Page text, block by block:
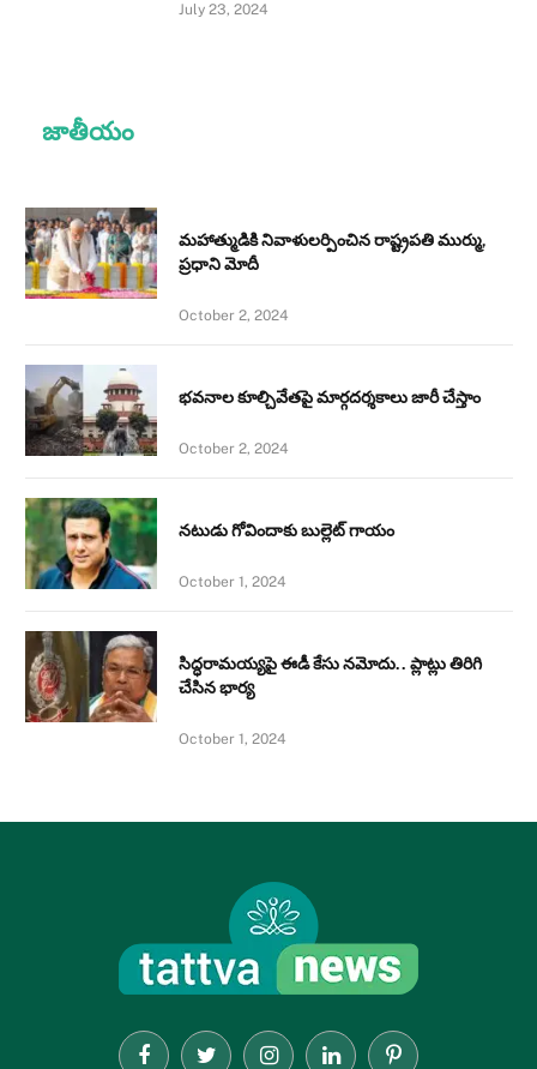
July 23, 2024
జాతీయం
మహాత్ముడికి నివాళులర్పించిన రాష్ట్రపతి ముర్ము,
ప్రధాని మోదీ
October 2, 2024
భవనాల కూల్చివేతపై మార్గదర్శకాలు జారీ చేస్తాం
October 2, 2024
నటుడు గోవిందాకు బుల్లెట్ గాయం
October 1, 2024
సిద్ధరామయ్యపై ఈడీ కేసు నమోదు.. ప్లాట్లు తిరిగి
చేసిన భార్య
October 1, 2024
FacebookTwitter InstagramLinkedInPinterest